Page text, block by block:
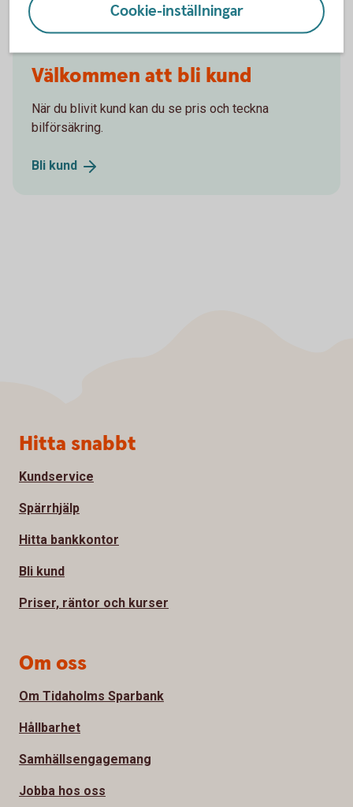
Välkommen att bli kund
När du blivit kund kan du se pris och teckna
bilförsäkring.
Bli kund
Cookie-inställningar
Sidfot
Hitta snabbt
Kundservice
Spärrhjälp
Hitta bankkontor
Bli kund
Priser, räntor och kurser
Om oss
Om Tidaholms Sparbank
Hållbarhet
Samhällsengagemang
Jobba hos oss